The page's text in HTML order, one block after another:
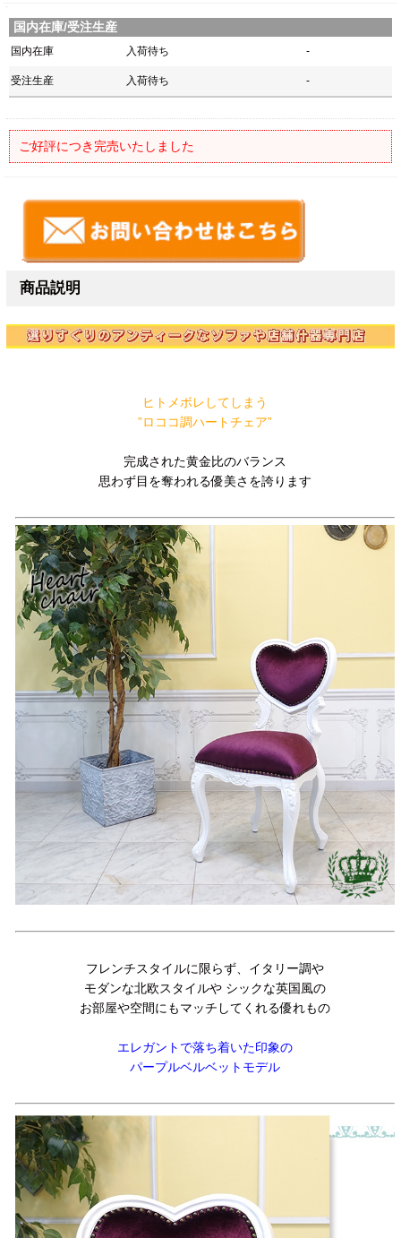
国内在庫/受注生産
国内在庫 入荷待ち -
受注生産 入荷待ち -
ご好評につき完売いたしました
商品説明
ヒトメボレしてしまう
”ロココ調ハートチェア”
完成された黄金比のバランス
思わず目を奪われる優美さを誇ります
フレンチスタイルに限らず、イタリー調や
モダンな北欧スタイルや シックな英国風の
お部屋や空間にもマッチしてくれる優れもの
エレガントで落ち着いた印象の
パープルベルベットモデル